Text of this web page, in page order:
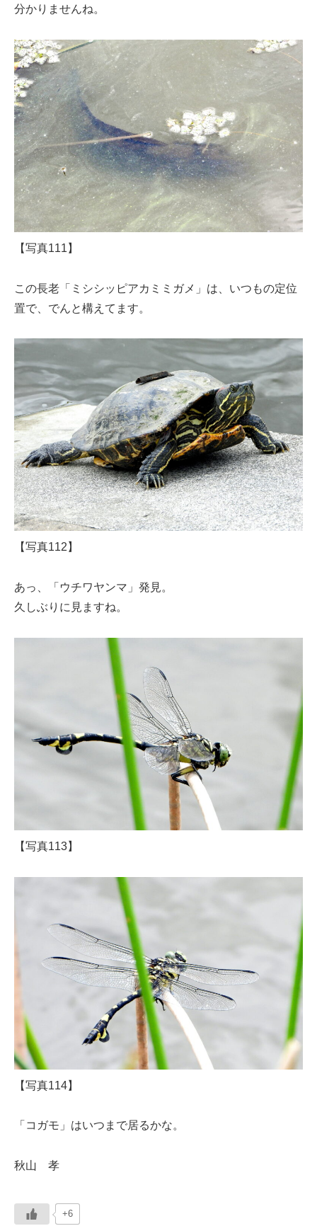
分かりませんね。
【写真111】
この長老「ミシシッピアカミミガメ」は、いつもの定位
置で、でんと構えてます。
【写真112】
あっ、「ウチワヤンマ」発見。
久しぶりに見ますね。
【写真113】
【写真114】
「コガモ」はいつまで居るかな。
秋山 孝
+6